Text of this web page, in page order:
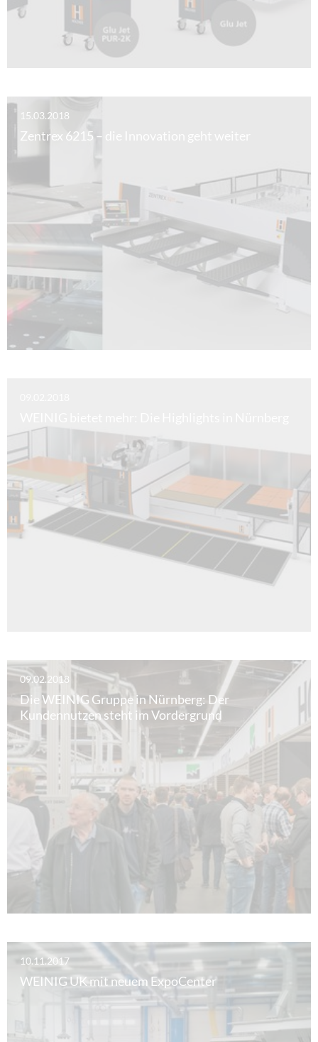
15.03.2018
Zentrex 6215 – die Innovation geht weiter
09.02.2018
Die WEINIG Gruppe in Nürnberg: Der
Kundennutzen steht im Vordergrund
10.11.2017
WEINIG UK mit neuem ExpoCenter